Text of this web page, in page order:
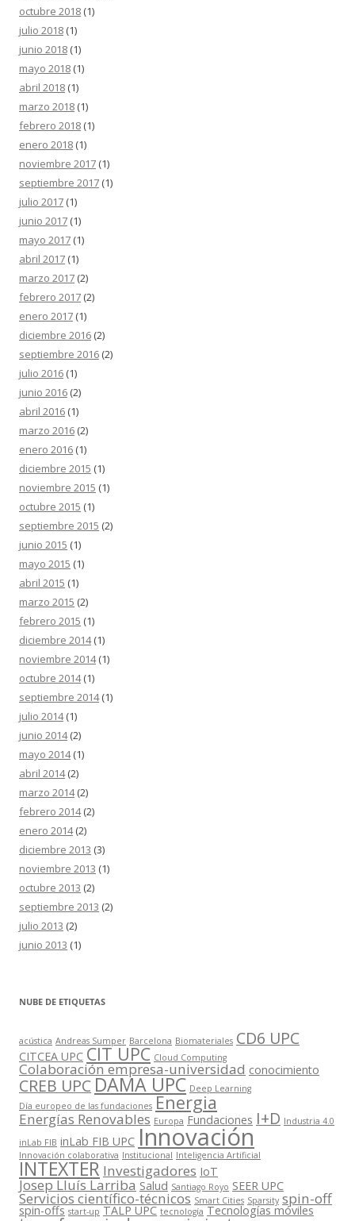
octubre 2018 (1)
julio 2018 (1)
junio 2018 (1)
mayo 2018 (1)
abril 2018 (1)
marzo 2018 (1)
febrero 2018 (1)
enero 2018 (1)
noviembre 2017 (1)
septiembre 2017 (1)
julio 2017 (1)
junio 2017 (1)
mayo 2017 (1)
abril 2017 (1)
marzo 2017 (2)
febrero 2017 (2)
enero 2017 (1)
diciembre 2016 (2)
septiembre 2016 (2)
julio 2016 (1)
junio 2016 (2)
abril 2016 (1)
marzo 2016 (2)
enero 2016 (1)
diciembre 2015 (1)
noviembre 2015 (1)
octubre 2015 (1)
septiembre 2015 (2)
junio 2015 (1)
mayo 2015 (1)
abril 2015 (1)
marzo 2015 (2)
febrero 2015 (1)
diciembre 2014(1)
noviembre 2014(1)
octubre 2014(1)
septiembre 2014(1)
julio 2014(1)
junio 2014(2)
mayo 2014(1)
abril 2014(2)
marzo 2014(2)
febrero 2014(2)
enero 2014(2)
diciembre 2013 (3)
noviembre 2013 (1)
octubre 2013 (2)
septiembre 2013 (2)
julio 2013 (2)
junio 2013 (1)
NUBE DE ETIQUETAS
acústica Andreas Sumper Barcelona Biomateriales CD6 UPC
CITCEA UPC CIT UPC Cloud Computing
Colaboración empresa-universidad conocimiento
CREB UPCDAMA UPC Deep Learning
Día europeo de las fundaciones Energia
Energías Renovables Europa Fundaciones I+D Industria 4.0
inLab FIB inLab FIB UPC Innovación
Innovación colaborativa Institucional Inteligencia Artificial
INTEXTER Investigadores IoT
Josep Lluís Larriba Salud Santiago Royo SEER UPC
Servicios científico-técnicos Smart Cities Sparsity spin-off
spin-offs start-up TALP UPC tecnología Tecnologías móviles